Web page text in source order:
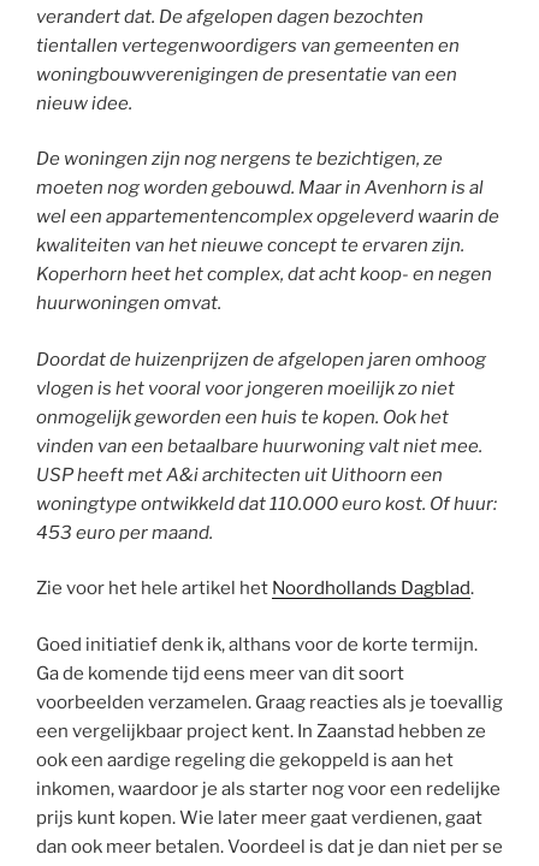
verandert dat. De afgelopen dagen bezochten
tientallen vertegenwoordigers van gemeenten en
woningbouwverenigingen de presentatie van een
nieuw idee.
De woningen zijn nog nergens te bezichtigen, ze
moeten nog worden gebouwd. Maar in Avenhorn is al
wel een appartementencomplex opgeleverd waarin de
kwaliteiten van het nieuwe concept te ervaren zijn.
Koperhorn heet het complex, dat acht koop- en negen
huurwoningen omvat.
Doordat de huizenprijzen de afgelopen jaren omhoog
vlogen is het vooral voor jongeren moeilijk zo niet
onmogelijk geworden een huis te kopen. Ook het
vinden van een betaalbare huurwoning valt niet mee.
USP heeft met A&i architecten uit Uithoorn een
woningtype ontwikkeld dat 110.000 euro kost. Of huur:
453 euro per maand.
Zie voor het hele artikel het Noordhollands Dagblad.
Goed initiatief denk ik, althans voor de korte termijn.
Ga de komende tijd eens meer van dit soort
voorbeelden verzamelen. Graag reacties als je toevallig
een vergelijkbaar project kent. In Zaanstad hebben ze
ook een aardige regeling die gekoppeld is aan het
inkomen, waardoor je als starter nog voor een redelijke
prijs kunt kopen. Wie later meer gaat verdienen, gaat
dan ook meer betalen. Voordeel is dat je dan niet per se